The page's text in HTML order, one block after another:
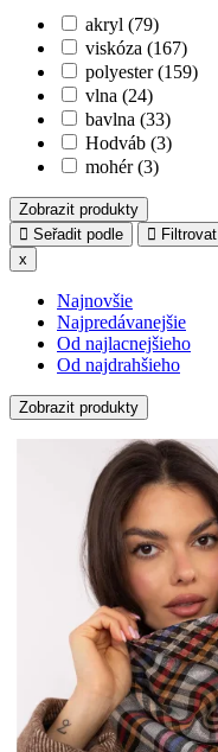
akryl (79)
viskóza (167)
polyester (159)
vlna (24)
bavlna (33)
Hodváb (3)
mohér (3)
Zobrazit produkty
Seřadit podle
Filtrovat
x
Najnovšie
Najpredávanejšie
Od najlacnejšieho
Od najdrahšieho
Zobrazit produkty